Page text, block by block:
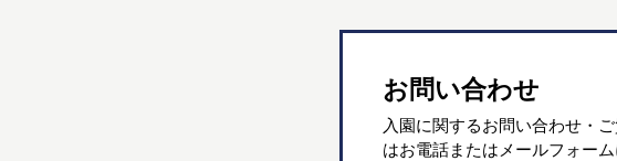
お問い合わせ
入園に関するお問い合わせ・
はお電話またはメールフォーム